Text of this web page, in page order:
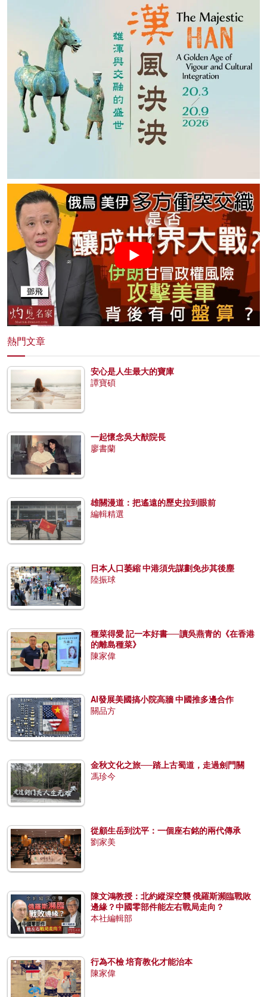
熱門文章
安心是人生最大的寶庫
譚寶碩
一起懷念吳大猷院長
廖書蘭
雄關漫道：把遙遠的歷史拉到眼前
編輯精選
日本人口萎縮 中港須先謀劃免步其後塵
陸振球
種菜得愛 記一本好書──讀吳燕青的《在香港
的離島種菜》
陳家偉
AI發展美國搞小院高牆 中國推多邊合作
關品方
金秋文化之旅──踏上古蜀道，走過劍門關
馮珍今
從顧生岳到沈平：一個座右銘的兩代傳承
劉家美
陳文鴻教授：北約縱深空襲 俄羅斯瀕臨戰敗
邊緣？中國零部件能左右戰局走向？
本社編輯部
行為不檢 培育教化才能治本
陳家偉